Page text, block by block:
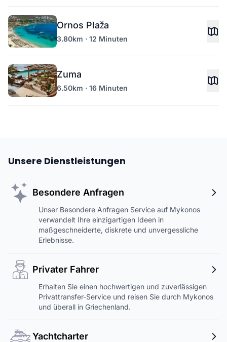
Ornos Plaža
3.80km · 12 Minuten
Zuma
6.50km · 16 Minuten
Unsere Dienstleistungen
Besondere Anfragen
Unser Besondere Anfragen Service auf Mykonos
verwandelt Ihre einzigartigen Ideen in
maßgeschneiderte, diskrete und unvergessliche
Erlebnisse.
Privater Fahrer
Erhalten Sie einen hochwertigen und zuverlässigen
Privattransfer-Service und reisen Sie durch Mykonos
und überall in Griechenland.
Yachtcharter